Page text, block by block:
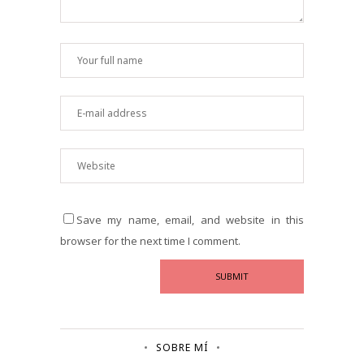
Save my name, email, and website in this
browser for the next time I comment.
SOBRE MÍ